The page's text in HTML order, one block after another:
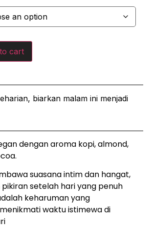
cart
biarkan malam ini menjadi
dengan aroma kopi, almond,
suasana intim dan hangat,
setelah hari yang penuh
keharuman yang
waktu istimewa di